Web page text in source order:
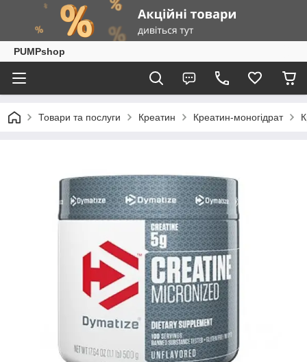
PUMPshop
Товари та послуги Креатин Креатин-моногідрат